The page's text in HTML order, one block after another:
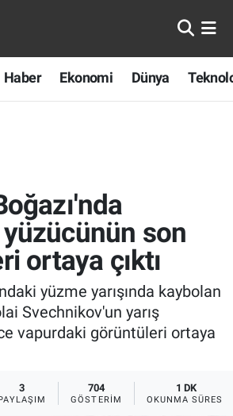
Haber Ekonomi Dünya
son
ortaya çıktı
yüzme yarışında kaybolan
Svechnikov'un yarış
vapurdaki görüntüleri ortaya
3 704
GÖSTERIM
1 DK
OKUNMA SÜRESI
Evreni
Durumu ve Fikstür